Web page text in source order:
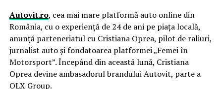
Autovit.ro, cea mai mare platformă auto online din
România, cu o experiență de 24 de ani pe piața locală,
anunță parteneriatul cu Cristiana Oprea, pilot de raliuri,
jurnalist auto și fondatoarea platformei „Femei în
Motorsport”. Începând din această lună, Cristiana
Oprea devine ambasadorul brandului Autovit, parte a
OLX Group.